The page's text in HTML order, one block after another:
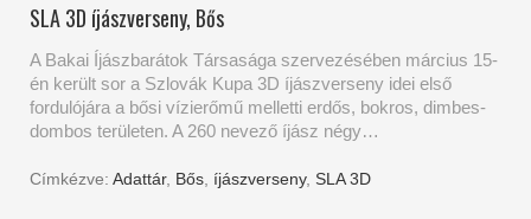
SLA 3D íjászverseny, Bős
A Bakai Íjászbarátok Társasága szervezésében március 15-
én került sor a Szlovák Kupa 3D íjászverseny idei első
fordulójára a bősi vízierőmű melletti erdős, bokros, dimbes-
dombos területen. A 260 nevező íjász négy…
Címkézve: Adattár, Bős íjászverseny, SLA 3D